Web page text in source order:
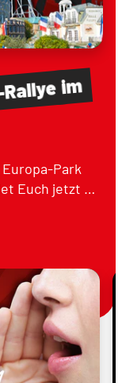
im
Park
Euch jetzt …